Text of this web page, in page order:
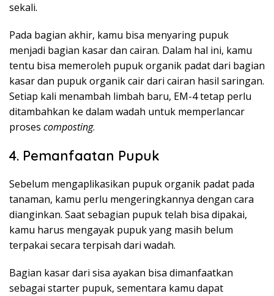
sekali.
Pada bagian akhir, kamu bisa menyaring pupuk
menjadi bagian kasar dan cairan. Dalam hal ini, kamu
tentu bisa memeroleh pupuk organik padat dari bagian
kasar dan pupuk organik cair dari cairan hasil saringan.
Setiap kali menambah limbah baru, EM-4 tetap perlu
ditambahkan ke dalam wadah untuk memperlancar
proses composting.
4. Pemanfaatan Pupuk
Sebelum mengaplikasikan pupuk organik padat pada
tanaman, kamu perlu mengeringkannya dengan cara
dianginkan. Saat sebagian pupuk telah bisa dipakai,
kamu harus mengayak pupuk yang masih belum
terpakai secara terpisah dari wadah.
Bagian kasar dari sisa ayakan bisa dimanfaatkan
sebagai starter pupuk, sementara kamu dapat